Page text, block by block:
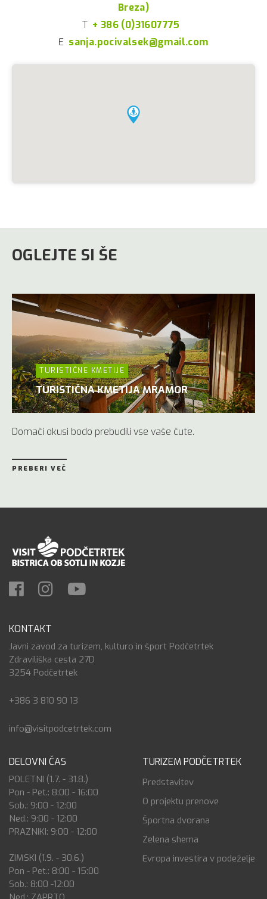
Breza)
T + 386 (0)31607775
E sanja.pocivalsek@gmail.com
OGLEJTE SI ŠE
TURISTIČNE KMETIJE
TURISTIČNA KMETIJA MRAMOR
Domači okusi bodo prebudili vse vaše čute.
PREBERI VEČ
KONTAKT
Javni zavod za turizem, kulturo in šport Podčetrtek
Zdraviliška cesta 27D
3254 Podčetrtek
+386 3 810 90 13
info@visitpodcetrtek.com
DELOVNI ČAS
POLETNI (1.7. - 31.8.)
Pon - Pet.: 8:00 - 16:00
Sob.: 9:00 - 12:00
Ned.: 9:00 - 12:00
PRAZNIKI: 9:00 - 12:00
ZIMSKI (1.9. - 30.6.)
Pon - Pet.: 8:00 - 15:00
Sob.: 8:00 -12:00
TURIZEM PODČETRTEK
Predstavitev
O projektu prenove
Športna dvorana
Zelena shema
Evropa investira v podeželje